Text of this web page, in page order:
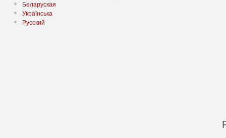
Беларуская
Українська
Русский